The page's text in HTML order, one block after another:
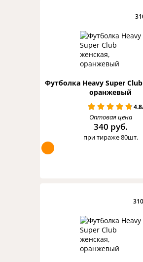
Футболка Heavy Super
оранжевый
Оптовая цена
340 руб.
при тираже 80шт.